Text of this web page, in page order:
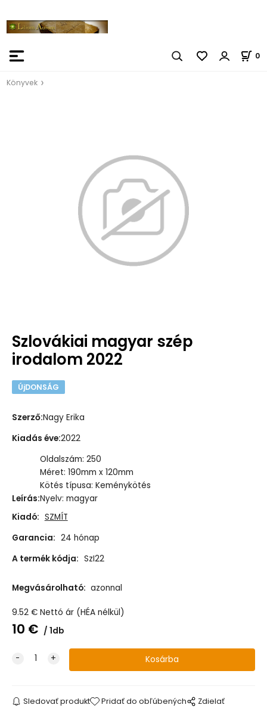
0
Könyvek
Szlovákiai magyar szép
irodalom 2022
ÚjDONSÁG
Szerző:Nagy Erika
Kiadás éve:2022
Leírás:
Oldalszám: 250
Méret: 190mm x 120mm
Kötés típusa: Keménykötés
Nyelv: magyar
Kiadó: SZMÍT
Garancia: 24 hónap
A termék kódja: SzI22
Megvásárolható: azonnal
9.52€ Nettó ár (HÉA nélkül)
10 € 1db
Sledovať produkt Pridať do obľúbených Zdielať